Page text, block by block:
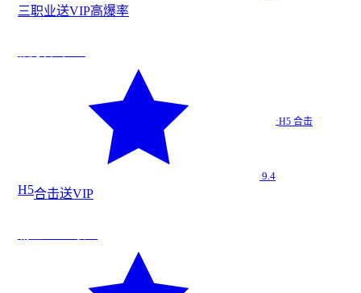
三职业送VIP高爆率
银月合击…
9.4
·H5 合击
H5合击送VIP